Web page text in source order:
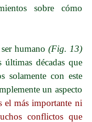
sobre cómo
humano (Fig. 13)
décadas que
solamente con este
un aspecto
el más importante ni
conflictos que